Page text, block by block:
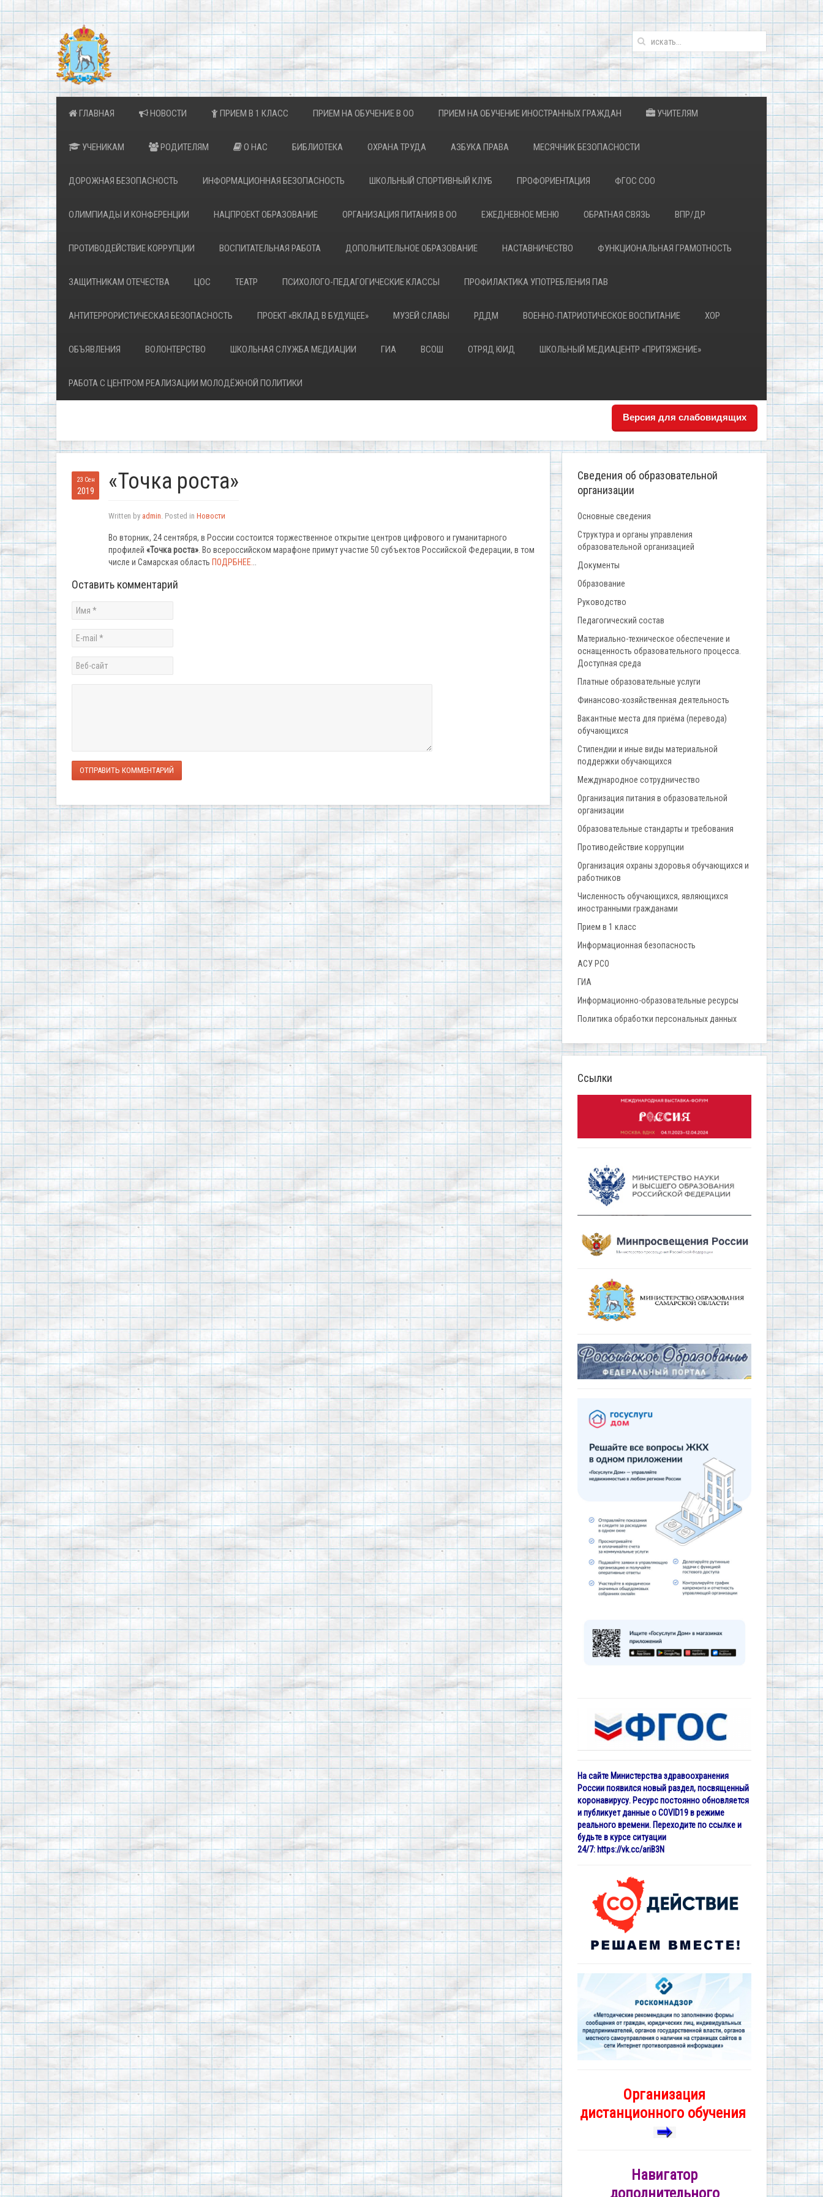
ГЛАВНАЯ НОВОСТИ ПРИЕМ В 1 КЛАСС ПРИЕМ НА ОБУЧЕНИЕ В ОО ПРИЕМ НА ОБУЧЕНИЕ ИНОСТРАННЫХ ГРАЖДАН УЧИТЕЛЯМ
УЧЕНИКАМ РОДИТЕЛЯМ О НАС БИБЛИОТЕКА ОХРАНА ТРУДА АЗБУКА ПРАВА МЕСЯЧНИК БЕЗОПАСНОСТИ
ДОРОЖНАЯ БЕЗОПАСНОСТЬ ИНФОРМАЦИОННАЯ БЕЗОПАСНОСТЬ ШКОЛЬНЫЙ СПОРТИВНЫЙ КЛУБ ПРОФОРИЕНТАЦИЯ ФГОС СОО
ОЛИМПИАДЫ И КОНФЕРЕНЦИИ НАЦПРОЕКТ ОБРАЗОВАНИЕ ОРГАНИЗАЦИЯ ПИТАНИЯ В ОО ЕЖЕДНЕВНОЕ МЕНЮ ОБРАТНАЯ СВЯЗЬ ВПР/ДР
ПРОТИВОДЕЙСТВИЕ КОРРУПЦИИ ВОСПИТАТЕЛЬНАЯ РАБОТА ДОПОЛНИТЕЛЬНОЕ ОБРАЗОВАНИЕ НАСТАВНИЧЕСТВО ФУНКЦИОНАЛЬНАЯ ГРАМОТНОСТЬ
ЗАЩИТНИКАМ ОТЕЧЕСТВА ЦОС ТЕАТР ПСИХОЛОГО-ПЕДАГОГИЧЕСКИЕ КЛАССЫ ПРОФИЛАКТИКА УПОТРЕБЛЕНИЯ ПАВ
АНТИТЕРРОРИСТИЧЕСКАЯ БЕЗОПАСНОСТЬ ПРОЕКТ «ВКЛАД В БУДУЩЕЕ» МУЗЕЙ СЛАВЫ РДДМ ВОЕННО-ПАТРИОТИЧЕСКОЕ ВОСПИТАНИЕ ХОР
ОБЪЯВЛЕНИЯ ВОЛОНТЕРСТВО ШКОЛЬНАЯ СЛУЖБА МЕДИАЦИИ ГИА ВСОШ ОТРЯД ЮИД ШКОЛЬНЫЙ МЕДИАЦЕНТР «ПРИТЯЖЕНИЕ»
РАБОТА С ЦЕНТРОМ РЕАЛИЗАЦИИ МОЛОДЁЖНОЙ ПОЛИТИКИ
Версия для слабовидящих
23 Сен
2019 «Точка роста»
Written by admin. Posted in Новости
Во вторник, 24 сентября, в России состоится торжественное открытие центров цифрового и гуманитарного
профилей «Точка роста» . Во всероссийском марафоне примут участие 50 субъектов Российской Федерации, в том
числе и Самарская область ПОДРБНЕЕ.
Оставить комментарий
ОТПРАВИТЬ КОММЕНТАРИЙ
Сведения об образовательной
организации
Основные сведения
Структура и органы управления
образовательной организацией
Документы
Образование
Руководство
Педагогический состав
Материально-техническое обеспечение и
оснащенность образовательного процесса.
Доступная среда
Платные образовательные услуги
Финансово-хозяйственная деятельность
Вакантные места для приёма (перевода)
обучающихся
Стипендии и иные виды материальной
поддержки обучающихся
Международное сотрудничество
Организация питания в образовательной
организации
Образовательные стандарты и требования
Противодействие коррупции
Организация охраны здоровья обучающихся и
работников
Численность обучающихся, являющихся
иностранными гражданами
Прием в 1 класс
Информационная безопасность
АСУ РСО
ГИА
Информационно-образовательные ресурсы
Политика обработки персональных данных
Ссылки
На сайте Министерства здравоохранения
России появился новый раздел, посвященный
коронавирусу. Ресурс постоянно обновляется
и публикует данные о COVID19 в режиме
реального времени. Переходите по ссылке и
будьте в курсе ситуации
24/7: https://vk.cc/ariB3N
Организация
дистанционного обучения
Навигатор
дополнительного